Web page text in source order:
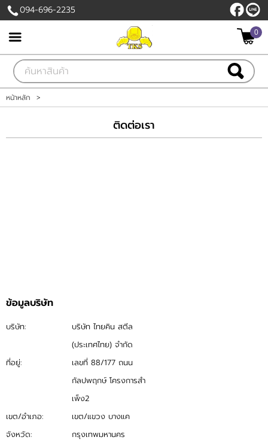
เข้าสู่ระบบ สมัครสมาชิก
สินค้าที่สนใจ( 0 )
094-696-2235
0
หน้าหลัก >
ติดต่อเรา
ข้อมูลบริษัท
บริษัท:
บริษัท ไทยคิน สตีล
(ประเทศไทย) จำกัด
ที่อยู่:
เลขที่ 88/177 ถนน
กัลปพฤกษ์ โครงการสำ
เพ็ง2
เขต/อำเภอ:
เขต/แขวง บางแค
จังหวัด:
กรุงเทพมหานคร